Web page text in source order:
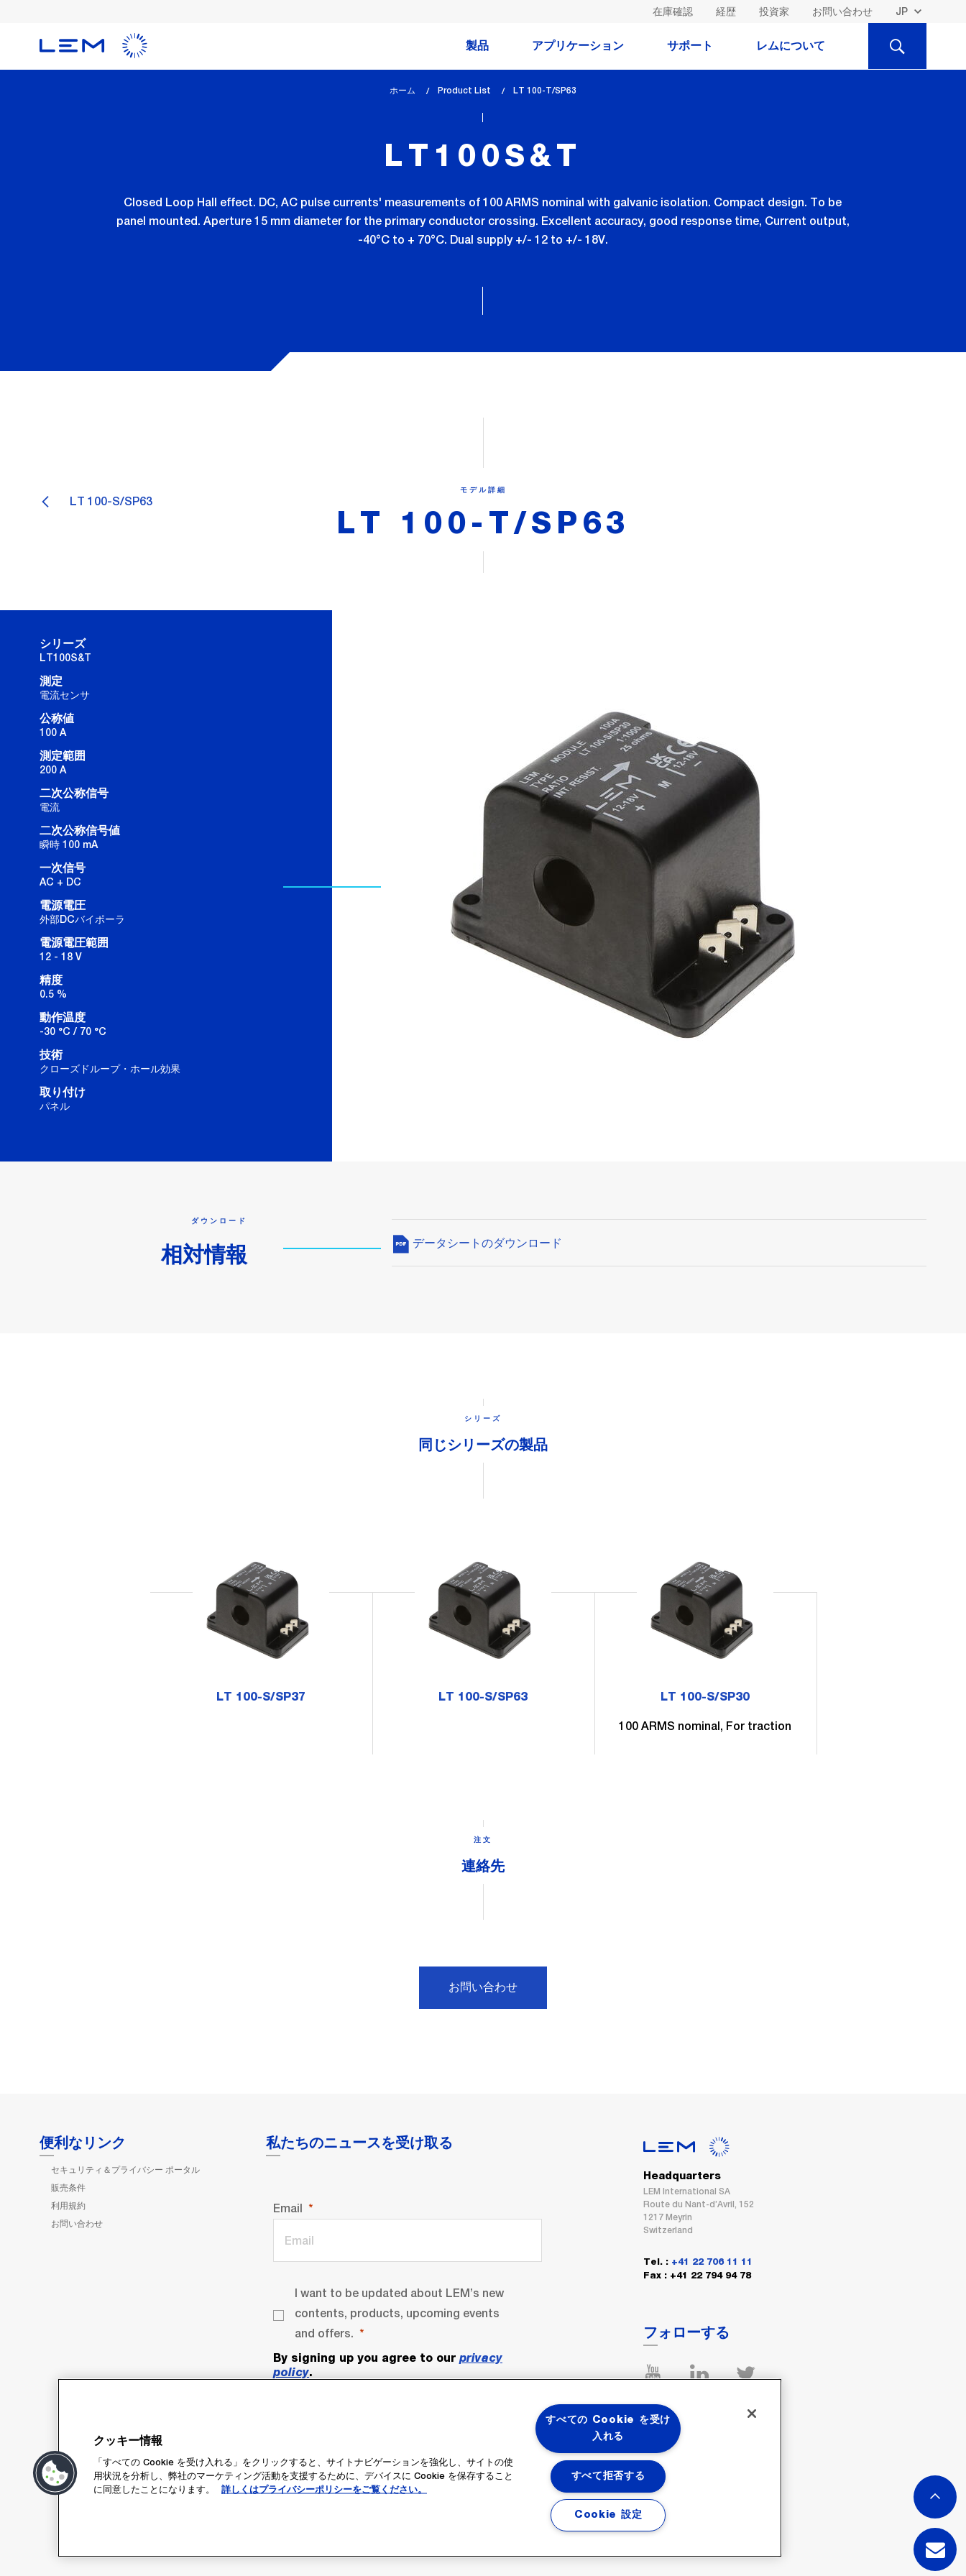
在庫確認 経歴 投資家 お問い合わせ
製品 アプリケーション サポート レムについて
検
ホーム Product List
lem_current_page
LT 100-T/SP63
LT100S&T
Closed Loop Hall effect. DC, AC pulse currents' measurements of 100 ARMS nominal with galvanic isolation. Compact design. To be
panel mounted. Aperture 15 mm diameter for the primary conductor crossing. Excellent accuracy, good response time, Current output,
-40°C to + 70°C. Dual supply +/- 12 to +/- 18V.
LT 100-S/SP63
モデル詳細
LT 100-T/SP63
シリーズ
LT100S&T
測定
電流センサ
公称値
100 A
測定範囲
200 A
二次公称信号
電流
二次公称信号値
瞬時 100 mA
一次信号
AC + DC
電源電圧
外部DCバイポーラ
電源電圧範囲
12 - 18 V
精度
0.5 %
動作温度
-30 °C / 70 °C
技術
クローズドループ・ホール効果
取り付け
パネル
ダウンロード
相対情報
データシートのダウンロード
シリーズ
同じシリーズの製品
LT 100-S/SP37 LT 100-S/SP63 LT 100-S/SP30
100 ARMS nominal, For traction
注文
連絡先
お問い合わせ
便利なリンク
セキュリティ＆プライバシー ポータル
販売条件
利用規約
お問い合わせ
私たちのニュースを受け取る
Email
I want to be updated about LEM’s new
contents, products, upcoming events
and offers.
By signing up you agree to our privacy
policy.
Subscribe
Headquarters
LEM International SA
Route du Nant-d’Avril, 152
1217 Meyrin
Switzerland
Tel. : +41 22 706 11 11
Fax : +41 22 794 94 78
フォローする
クッキー情報
「すべての Cookie を受け入れる」をクリックすると、サイトナビゲーションを強化し、サイトの使
用状況を分析し、弊社のマーケティング活動を支援するために、デバイスに Cookie を保存すること
に同意したことになります。
詳しくはプライバシーポリシーをご覧ください。
すべての Cookie を受け
入れる
すべて拒否する
Cookie 設定